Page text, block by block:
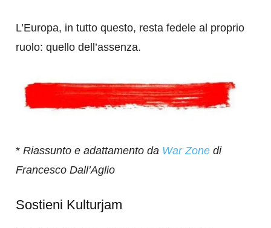
L’Europa, in tutto questo, resta fedele al proprio
ruolo: quello dell’assenza.
* Riassunto e adattamento da War Zone di
Francesco Dall’Aglio
Sostieni Kulturjam